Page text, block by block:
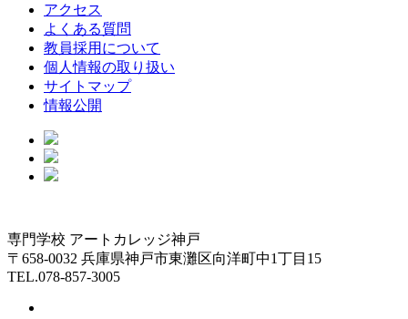
アクセス
よくある質問
教員採用について
個人情報の取り扱い
サイトマップ
情報公開
専門学校 アートカレッジ神戸
〒658-0032 兵庫県神戸市東灘区向洋町中1丁目15
TEL.078-857-3005